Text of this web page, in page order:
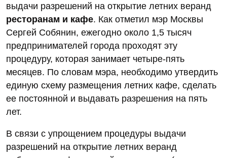
выдачи разрешений на открытие летних веранд
ресторанам и кафе. Как отметил мэр Москвы
Сергей Собянин, ежегодно около 1,5 тысяч
предпринимателей города проходят эту
процедуру, которая занимает четыре-пять
месяцев. По словам мэра, необходимо утвердить
единую схему размещения летних кафе, сделать
ее постоянной и выдавать разрешения на пять
лет.
В связи с упрощением процедуры выдачи
разрешений на открытие летних веранд